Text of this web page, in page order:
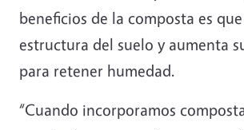
beneficios de la composta es
estructura del suelo y aumenta
para retener humedad.
“Cuando incorporamos